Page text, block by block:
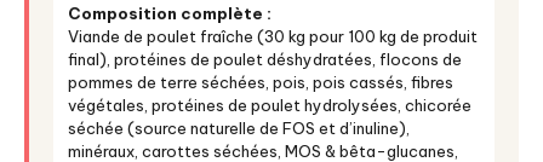
Composition complète :
Viande de poulet fraîche (30 kg pour 100 kg de produit
final), protéines de poulet déshydratées, flocons de
pommes de terre séchées, pois, pois cassés, fibres
végétales, protéines de poulet hydrolysées, chicorée
séchée (source naturelle de FOS et d’inuline),
minéraux, carottes séchées, MOS & bêta-glucanes,